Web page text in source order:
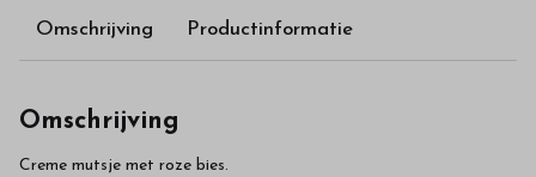
Omschrijving Productinformatie
Omschrijving
Creme mutsje met roze bies.